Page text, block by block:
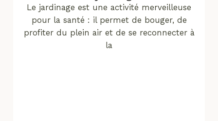
Le jardinage est une activité merveilleuse
pour la santé : il permet de bouger, de
profiter du plein air et de se reconnecter à
la